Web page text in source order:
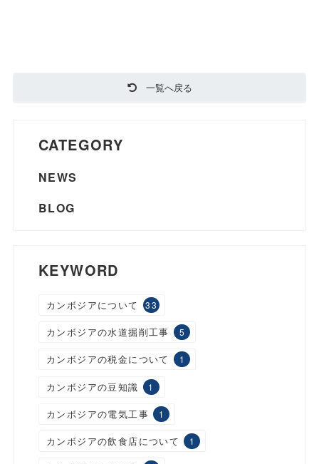
一覧へ戻る
CATEGORY
NEWS
BLOG
KEYWORD
カンボジアについて 33
カンボジアの水道掘削工事 5
カンボジアの税金について 1
カンボジアの豆知識 1
カンボジアの電気工事 1
カンボジアの飲食店について 1